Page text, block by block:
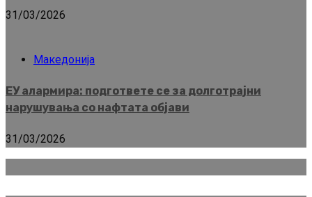
31/03/2026
Македонија
ЕУ алармира: подгответе се за долготрајни
нарушувања со нафтата објави
31/03/2026